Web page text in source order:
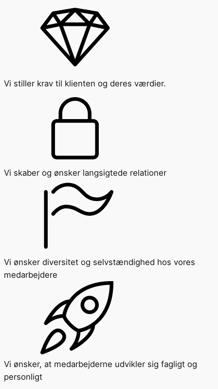
Vi stiller krav til klienten og deres værdier.
Vi skaber og ønsker langsigtede relationer
Vi ønsker diversitet og selvstændighed hos vores
medarbejdere
Vi ønsker, at medarbejderne udvikler sig fagligt og
personligt